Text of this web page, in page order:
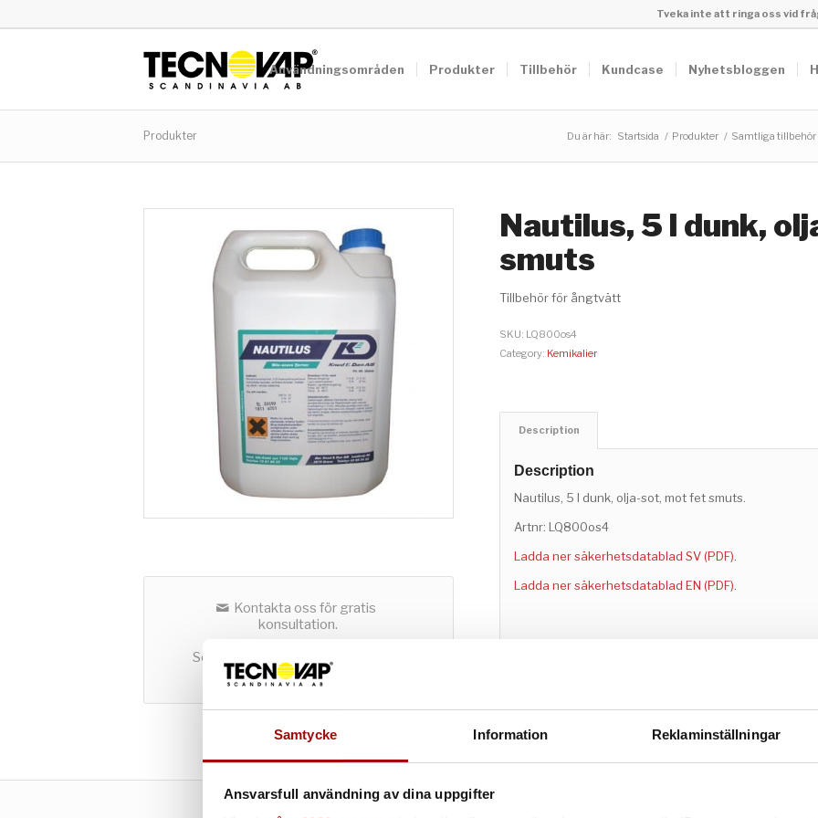
Samtycke Information Reklaminställningar
Ansvarsfull användning av dina uppgifter
Tveka inte att ringa oss vid
Användningsområden Produkter Tillbehör Kundcase Nyhetsbloggen
Produkter Du är här: Startsida / Produkter / Samtliga tillbehör
Kontakta oss för gratis
konsultation.
Som företag kan du både hyra och
köpa utrustning hos oss.
Nautilus, 5 l dunk,
smuts
Tillbehör för ångtvätt
SKU: LQ800os4
Category: Kemikalier
Description
Description
Nautilus, 5 l dunk, olja-sot, mot fet smuts.
Artnr: LQ800os4
Ladda ner säkerhetsdatablad SV (PDF).
Ladda ner säkerhetsdatablad EN (PDF).